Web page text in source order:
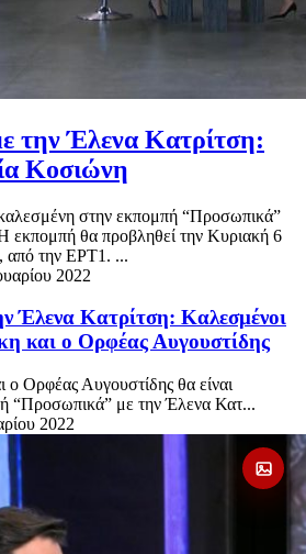
την Έλενα Κατρίτση:
Κοσιώνη
στην εκπομπή “Προσωπικά”
εκπομπή θα προβληθεί την Κυριακή 6
από την ΕΡΤ1. ...
2022
Έλενα Κατρίτση: Καλεσμένοι
και ο Ορφέας Αυγουστίδης
Ορφέας Αυγουστίδης θα είναι
“Προσωπικά” με την Έλενα Κατ...
2022